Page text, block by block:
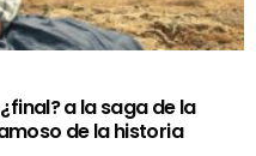
a la saga de la
de la historia